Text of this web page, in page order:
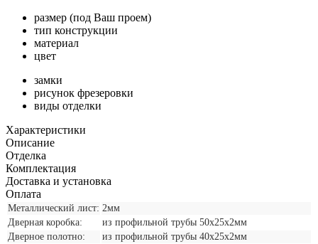
размер (под Ваш проем)
тип конструкции
материал
цвет
замки
рисунок фрезеровки
виды отделки
Характеристики
Описание
Отделка
Комплектация
Доставка и установка
Оплата
Металлический лист: 2мм
Дверная коробка:
из профильной трубы 50х25х2мм
Дверное полотно:
из профильной трубы 40х25х2мм